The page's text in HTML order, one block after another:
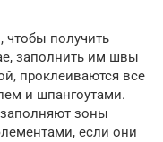
чтобы получить
заполнить им швы
проклеиваются все
и шпангоутами.
зоны
если они